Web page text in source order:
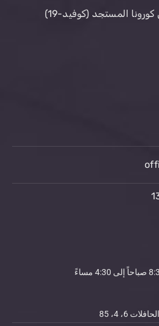
المستجد (كوفيد-19)
6، 4، 85